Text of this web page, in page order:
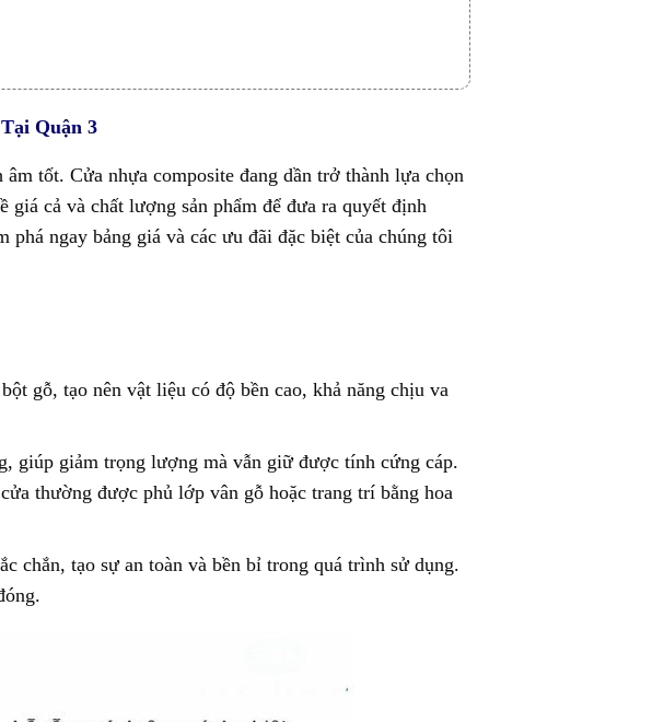
Quận 3
tốt. Cửa nhựa composite đang dần trở thành lựa chọn
cả và chất lượng sản phẩm để đưa ra quyết định
phá ngay bảng giá và các ưu đãi đặc biệt của chúng tôi
gỗ, tạo nên vật liệu có độ bền cao, khả năng chịu va
giúp giảm trọng lượng mà vẫn giữ được tính cứng cáp.
thường được phủ lớp vân gỗ hoặc trang trí bằng hoa
chắn, tạo sự an toàn và bền bỉ trong quá trình sử dụng.